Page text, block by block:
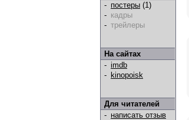
- постеры (1)
- кадры
- трейлеры
На сайтах
- imdb
- kinopoisk
Для читателей
- написать отзыв